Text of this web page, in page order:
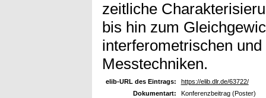
zeitliche
bis hin zum
interferometrischen
Messtechniken.
elib-URL des Eintrags:
https://elib.dlr.de/63722/
Dokumentart:
Konferenzbeitrag (Poster)